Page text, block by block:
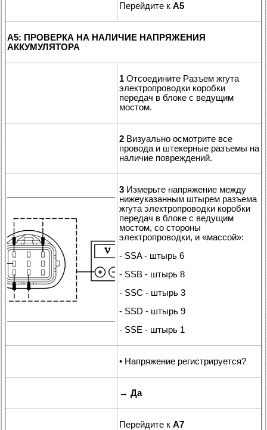
Перейдите к A5
A5: ПРОВЕРКА НА НАЛИЧИЕ НАПРЯЖЕНИЯ
АККУМУЛЯТОРА
1 Отсоедините Разъем жгута
электропроводки коробки
передач в блоке с ведущим
мостом.
2 Визуально осмотрите все
провода и штекерные разъемы на
наличие повреждений.
3 Измерьте напряжение между
нижеуказанным штырем разъема
жгута электропроводки коробки
передач в блоке с ведущим
мостом, со стороны
электропроводки, и «массой»:
- SSA - штырь 6
- SSB - штырь 8
- SSC - штырь 3
- SSD - штырь 9
- SSE - штырь 1
• Напряжение регистрируется?
→ Да
Перейдите к A7